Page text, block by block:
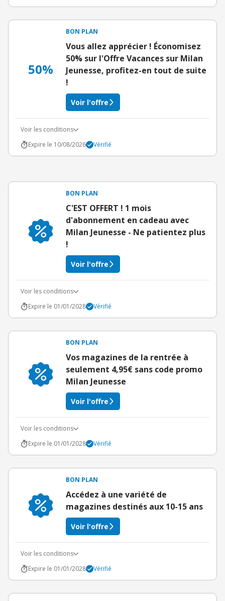
50%
BON PLAN
Vous allez apprécier ! Économisez
50% sur l'Offre Vacances sur Milan
Jeunesse, profitez-en tout de suite
!
Voir l'offre
Voir les conditions
Expire le 10/08/2026
Vérifié
BON PLAN
C'EST OFFERT ! 1 mois
d'abonnement en cadeau avec
Milan Jeunesse - Ne patientez plus
!
Voir l'offre
Voir les conditions
Expire le 01/01/2028
Vérifié
BON PLAN
Vos magazines de la rentrée à
seulement 4,95€ sans code promo
Milan Jeunesse
Voir l'offre
Voir les conditions
Expire le 01/01/2028
Vérifié
BON PLAN
Accédez à une variété de
magazines destinés aux 10-15 ans
Voir l'offre
Voir les conditions
Expire le 01/01/2028
Vérifié